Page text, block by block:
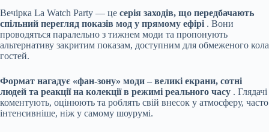
Вечірка La Watch Party — це серія заходів, що передбачають
спільний перегляд показів мод у прямому ефірі . Вони
проводяться паралельно з тижнем моди та пропонують
альтернативу закритим показам, доступним для обмеженого кола
гостей.
Формат нагадує «фан-зону» моди – великі екрани, сотні
людей та реакції на колекції в режимі реального часу . Глядачі
коментують, оцінюють та роблять свій внесок у атмосферу, часто
інтенсивніше, ніж у самому шоурумі.